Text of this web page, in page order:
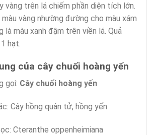
vàng trên lá chiếm phần diện tích lớn.
vàng nhường đường cho màu xám
là màu xanh đậm trên viền lá. Quả
hạt.
của cây chuối hoàng yến
gọi: Cây chuối hoàng yến
Cây hồng quân tử, hồng yến
Cteranthe oppenheimiana